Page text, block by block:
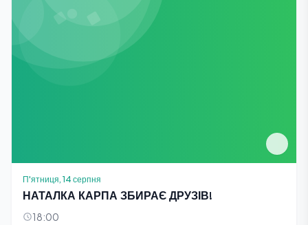
П'ятниця, 14 серпня
НАТАЛКА КАРПА ЗБИРАЄ ДРУЗІВ!
18:00